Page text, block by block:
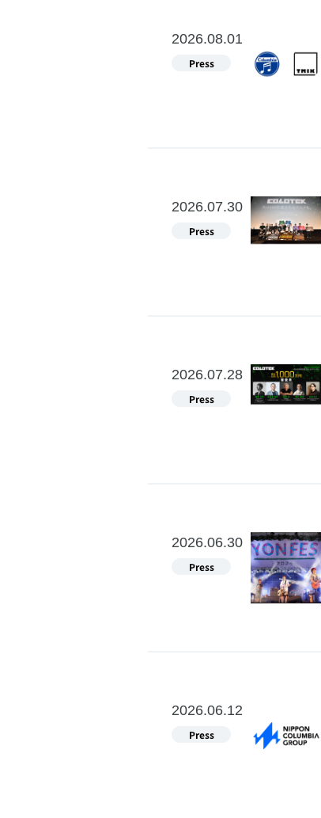
2026.08.01
2026.07.30
2026.07.28
2026.06.30
2026.06.12